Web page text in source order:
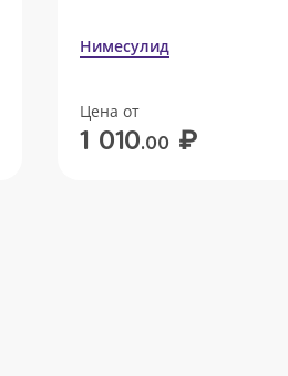
Нимесулид
Цена от
1 010.00 ₽